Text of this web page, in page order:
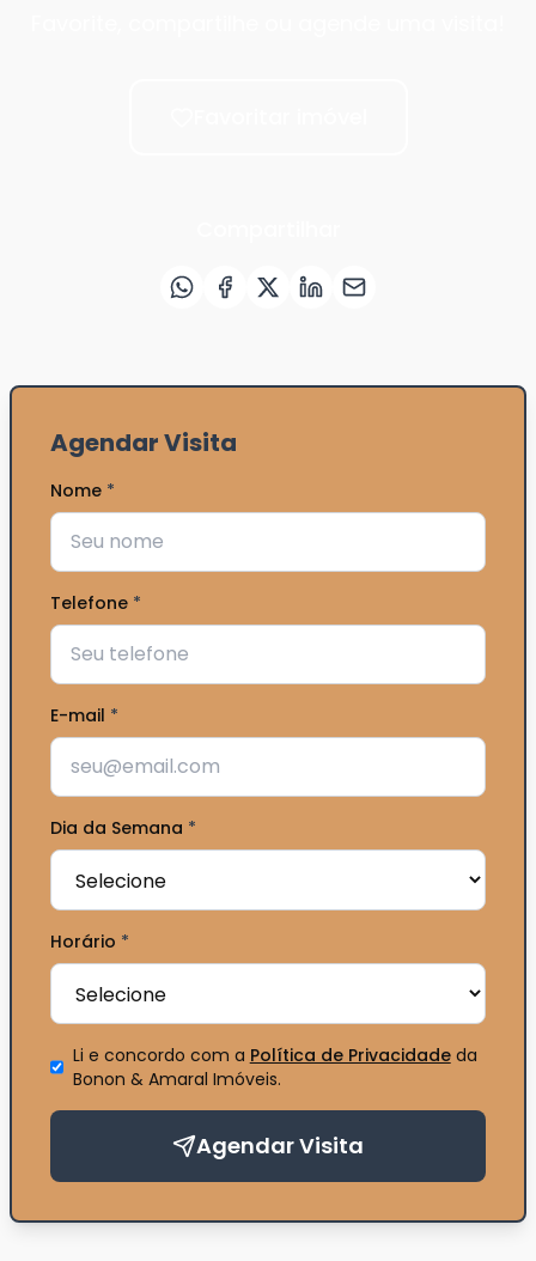
Agendar Visita
Nome *
Telefone *
E-mail *
Dia da Semana *
Horário *
Li e concordo com a Política de Privacidadeda
Bonon & Amaral Imóveis.
Agendar Visita